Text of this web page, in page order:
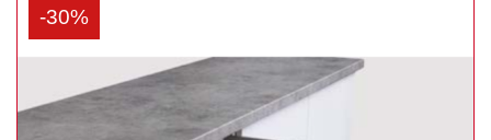
-30%